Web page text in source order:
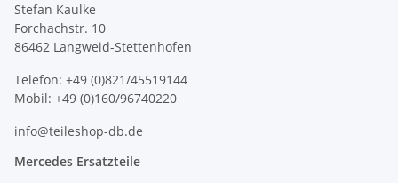
Stefan Kaulke
Forchachstr. 10
86462 Langweid-Stettenhofen
Telefon: +49 (0)821/45519144
Mobil: +49 (0)160/96740220
info@teileshop-db.de
Mercedes Ersatzteile